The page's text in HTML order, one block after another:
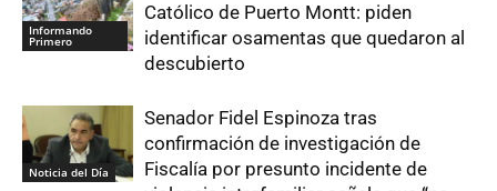
Informando
Primero
Católico de Puerto Montt: piden
identificar osamentas que quedaron al
descubierto
Noticia del Día
Senador Fidel Espinoza tras
confirmación de investigación de
Fiscalía por presunto incidente de